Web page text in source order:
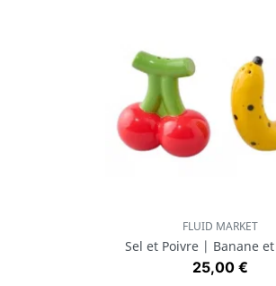
Aperçu rapide
FLUID MARKET
Sel et Poivre | Banane
Prix
25,00 €